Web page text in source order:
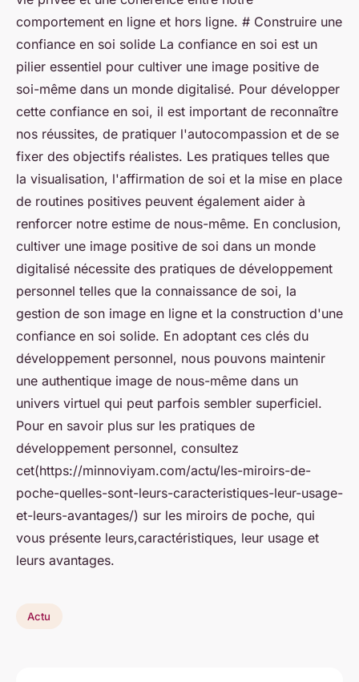
comportement en ligne et hors ligne. # Construire une
confiance en soi solide La confiance en soi est un
pilier essentiel pour cultiver une image positive de
soi-même dans un monde digitalisé. Pour développer
cette confiance en soi, il est important de reconnaître
nos réussites, de pratiquer l'autocompassion et de se
fixer des objectifs réalistes. Les pratiques telles que
la visualisation, l'affirmation de soi et la mise en place
de routines positives peuvent également aider à
renforcer notre estime de nous-même. En conclusion,
cultiver une image positive de soi dans un monde
digitalisé nécessite des pratiques de développement
personnel telles que la connaissance de soi, la
gestion de son image en ligne et la construction d'une
confiance en soi solide. En adoptant ces clés du
développement personnel, nous pouvons maintenir
une authentique image de nous-même dans un
univers virtuel qui peut parfois sembler superficiel.
Pour en savoir plus sur les pratiques de
développement personnel, consultez
cet(https://minnoviyam.com/actu/les-miroirs-de-
poche-quelles-sont-leurs-caracteristiques-leur-usage-
et-leurs-avantages/) sur les miroirs de poche, qui
vous présente leurs,caractéristiques, leur usage et
leurs avantages.
Actu